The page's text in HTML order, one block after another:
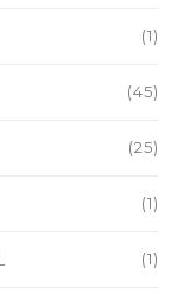
(1)
(45)
(25)
(1)
(1)